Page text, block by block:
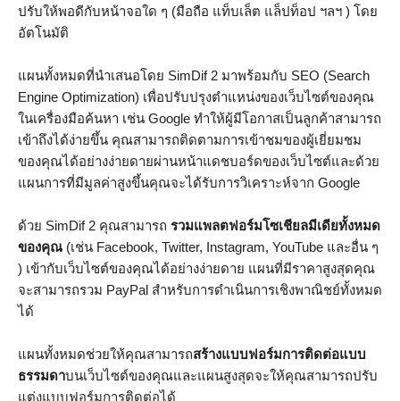
ปรับให้พอดีกับหน้าจอใด ๆ (มือถือ แท็บเล็ต แล็ปท็อป ฯลฯ ) โดย
อัตโนมัติ
แผนทั้งหมดที่นำเสนอโดย SimDif 2 มาพร้อมกับ SEO (Search
Engine Optimization) เพื่อปรับปรุงตำแหน่งของเว็บไซต์ของคุณ
ในเครื่องมือค้นหา เช่น Google ทำให้ผู้มีโอกาสเป็นลูกค้าสามารถ
เข้าถึงได้ง่ายขึ้น คุณสามารถติดตามการเข้าชมของผู้เยี่ยมชม
ของคุณได้อย่างง่ายดายผ่านหน้าแดชบอร์ดของเว็บไซต์และด้วย
แผนการที่มีมูลค่าสูงขึ้นคุณจะได้รับการวิเคราะห์จาก Google
ด้วย SimDif 2 คุณสามารถ รวมแพลตฟอร์มโซเชียลมีเดียทั้งหมด
ของคุณ (เช่น Facebook, Twitter, Instagram, YouTube และอื่น ๆ
) เข้ากับเว็บไซต์ของคุณได้อย่างง่ายดาย แผนที่มีราคาสูงสุดคุณ
จะสามารถรวม PayPal สำหรับการดำเนินการเชิงพาณิชย์ทั้งหมด
ได้
แผนทั้งหมดช่วยให้คุณสามารถสร้างแบบฟอร์มการติดต่อแบบ
ธรรมดาบนเว็บไซต์ของคุณและแผนสูงสุดจะให้คุณสามารถปรับ
แต่งแบบฟอร์มการติดต่อได้